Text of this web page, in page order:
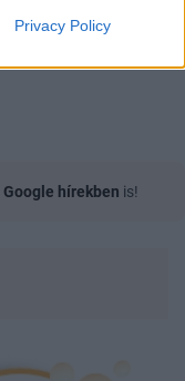
Privacy Policy
Google hírekben is!